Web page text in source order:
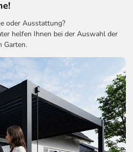
oder Ausstattung?
helfen Ihnen bei der Auswahl der
Garten.